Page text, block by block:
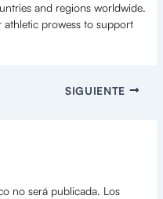
and regions worldwide.
prowess to support
SIGUIENTE
no será publicada. Los